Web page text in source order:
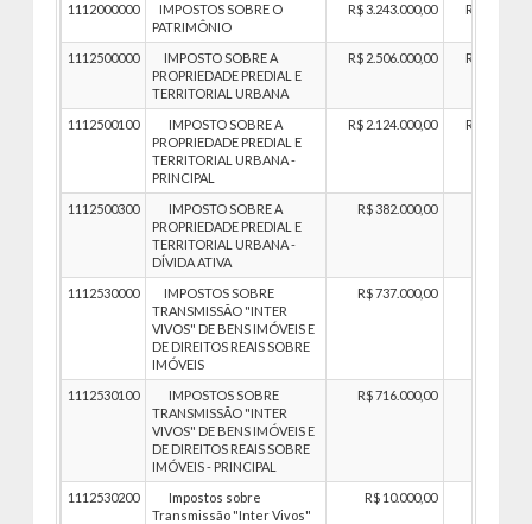
1112000000
IMPOSTOS SOBRE O
PATRIMÔNIO
R$ 3.243.000,00 R$
1112500000
IMPOSTO SOBRE A
PROPRIEDADE PREDIAL E
TERRITORIAL URBANA
R$ 2.506.000,00 R$
1112500100
IMPOSTO SOBRE A
PROPRIEDADE PREDIAL E
TERRITORIAL URBANA -
PRINCIPAL
R$ 2.124.000,00 R$
1112500300
IMPOSTO SOBRE A
PROPRIEDADE PREDIAL E
TERRITORIAL URBANA -
DÍVIDA ATIVA
R$ 382.000,00
1112530000
IMPOSTOS SOBRE
TRANSMISSÃO "INTER
VIVOS" DE BENS IMÓVEIS E
DE DIREITOS REAIS SOBRE
IMÓVEIS
R$ 737.000,00
1112530100
IMPOSTOS SOBRE
TRANSMISSÃO "INTER
VIVOS" DE BENS IMÓVEIS E
DE DIREITOS REAIS SOBRE
IMÓVEIS - PRINCIPAL
R$ 716.000,00
1112530200
Impostos sobre
Transmissão "Inter Vivos"
R$ 10.000,00